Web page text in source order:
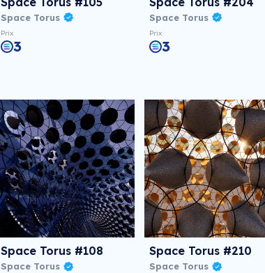
Space Torus
Prix
3
Space Torus
Prix
3
Space Torus #108
Space Torus
Space Torus #210
Space Torus